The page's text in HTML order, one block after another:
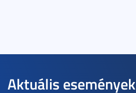
Aktuális események